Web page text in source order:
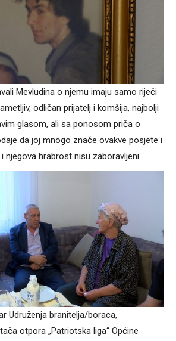
Mevludina o njemu imaju samo riječi
odličan prijatelj i komšija, najbolji
glasom, ali sa ponosom priča o
da joj mnogo znače ovakve posjete i
njegova hrabrost nisu zaboravljeni.
Udruženja branitelja/boraca,
otpora „Patriotska liga“ Općine